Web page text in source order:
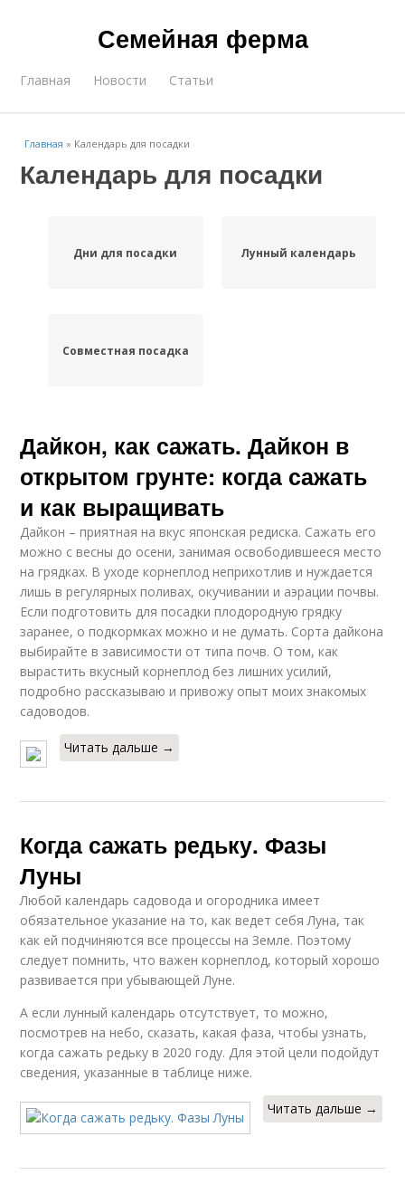
Семейная ферма
Главная Новости Статьи
Главная » Календарь для посадки
Календарь для посадки
Дни для посадки Лунный календарь
Совместная посадка
Дайкон, как сажать. Дайкон в
открытом грунте: когда сажать
и как выращивать
Дайкон – приятная на вкус японская редиска. Сажать его
можно с весны до осени, занимая освободившееся место
на грядках. В уходе корнеплод неприхотлив и нуждается
лишь в регулярных поливах, окучивании и аэрации почвы.
Если подготовить для посадки плодородную грядку
заранее, о подкормках можно и не думать. Сорта дайкона
выбирайте в зависимости от типа почв. О том, как
вырастить вкусный корнеплод без лишних усилий,
подробно рассказываю и привожу опыт моих знакомых
садоводов.
Читать дальше →
Когда сажать редьку. Фазы
Луны
Любой календарь садовода и огородника имеет
обязательное указание на то, как ведет себя Луна, так
как ей подчиняются все процессы на Земле. Поэтому
следует помнить, что важен корнеплод, который хорошо
развивается при убывающей Луне.
А если лунный календарь отсутствует, то можно,
посмотрев на небо, сказать, какая фаза, чтобы узнать,
когда сажать редьку в 2020 году. Для этой цели подойдут
сведения, указанные в таблице ниже.
Читать дальше →